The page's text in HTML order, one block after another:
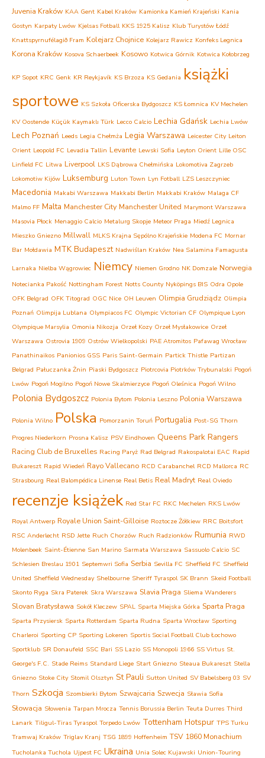
Juvenia Kraków KAA Gent Kabel Kraków Kamionka Kamień Krajeński Kania
Gostyn Karpaty Lwów Kjelsas Fotball KKS 1925 Kalisz Klub Turystów Łódź
Knattspyrnufélagið Fram Kolejarz Chojnice Kolejarz Rawicz Konfeks Legnica
Korona Kraków Kosova Schaerbeek Kosowo Kotwica Górnik Kotwica Kołobrzeg
KP Sopot KRC Genk KR Reykjavík KS Brzoza KS Gedania książki
sportowe KS Szkoła Oficerska Bydgoszcz KS Łomnica KV Mechelen
KV Oostende Küçük Kaymaklı Türk Lecco Calcio Lechia Gdańsk Lechia Lwów
Lech Poznań Leeds Legia Chełmża Legia Warszawa Leicester City Leiton
Orient Leopold FC Levadia Tallin Levante Lewski Sofia Leyton Orient Lille OSC
Linfield FC Litwa Liverpool LKS Dąbrowa Chełmińska Lokomotiva Zagrzeb
Lokomotiw Kijów Luksemburg Luton Town Lyn Fotball LZS Leszczyniec
Macedonia Makabi Warszawa Makkabi Berlin Makkabi Kraków Malaga CF
Malmo FF Malta Manchester City Manchester United Marymont Warszawa
Masovia Płock Menaggio Calcio Metalurg Skopje Meteor Praga Miedź Legnica
Mieszko Gniezno Millwall MLKS Krajna Sępólno Krajeńskie Modena FC Mornar
Bar Mołdawia MTK Budapeszt Nadwiślan Kraków Nea Salamina Famagusta
Larnaka Nielba Wągrowiec Niemcy Niemen Grodno NK Domzale Norwegia
Notecianka Pakość Nottingham Forest Notts County Nyköpings BIS Odra Opole
OFK Belgrad OFK Titograd OGC Nice OH Leuven Olimpia Grudziądz Olimpia
Poznań Olimpija Lublana Olympiacos FC Olympic Victorian CF Olympique Lyon
Olympique Marsylia Omonia Nikozja Orzeł Kozy Orzeł Mysłakowice Orzeł
Warszawa Ostrovia 1909 Ostrów Wielkopolski PAE Atromitos Pafawag Wrocław
Panathinaikos Panionios GSS Paris Saint-Germain Partick Thistle Partizan
Belgrad Pałuczanka Żnin Piaski Bydgoszcz Piotrcovia Piotrków Trybunalski Pogoń
Lwów Pogoń Mogilno Pogoń Nowe Skalmierzyce Pogoń Oleśnica Pogoń Wilno
Polonia Bydgoszcz Polonia Bytom Polonia Leszno Polonia Warszawa
Polonia Wilno Polska Pomorzanin Toruń Portugalia Post-SG Thorn
Progres Niederkorn Prosna Kalisz PSV Eindhoven Queens Park Rangers
Racing Club de Bruxelles Racing Paryż Rad Belgrad Rakospalotai EAC Rapid
Bukareszt Rapid Wiedeń Rayo Vallecano RCD Carabanchel RCD Mallorca RC
Strasbourg Real Balompédica Linense Real Betis Real Madryt Real Oviedo
recenzje książek Red Star FC RKC Mechelen RKS Lwów
Royal Antwerp Royale Union Saint-Gilloise Roztocze Żółkiew RRC Boitsfort
RSC Anderlecht RSD Jette Ruch Chorzów Ruch Radzionków Rumunia RWD
Molenbeek Saint-Étienne San Marino Sarmata Warszawa Sassuolo Calcio SC
Schlesien Breslau 1901 Septemwri Sofia Serbia Sevilla FC Sheffield FC Sheffield
United Sheffield Wednesday Shelbourne Sheriff Tyraspol SK Brann Skeid Football
Skonto Ryga Skra Paterek Skra Warszawa Slavia Praga Sliema Wanderers
Slovan Bratysława Sokół Kleczew SPAL Sparta Miejska Górka Sparta Praga
Sparta Przysiersk Sparta Rotterdam Sparta Rudna Sparta Wrocław Sporting
Charleroi Sporting CP Sporting Lokeren Sportis Social Football Club Łochowo
Sportklub SR Donaufeld SSC Bari SS Lazio SS Monopoli 1966 SS Virtus St.
George's F.C. Stade Reims Standard Liege Start Gniezno Steaua Bukareszt Stella
Gniezno Stoke City Stomil Olsztyn St Pauli Sutton United SV Babelsberg 03 SV
Thorn Szkocja Szombierki Bytom Szwajcaria Szwecja Sławia Sofia
Słowacja Słowenia Tarpan Mrocza Tennis Borussia Berlin Teuta Durres Third
Lanark Tiligul-Tiras Tyraspol Torpedo Lwów Tottenham Hotspur TPS Turku
Tramwaj Kraków Triglav Kranj TSG 1899 Hoffenheim TSV 1860 Monachium
Tucholanka Tuchola Ujpest FC Ukraina Unia Solec Kujawski Union-Touring